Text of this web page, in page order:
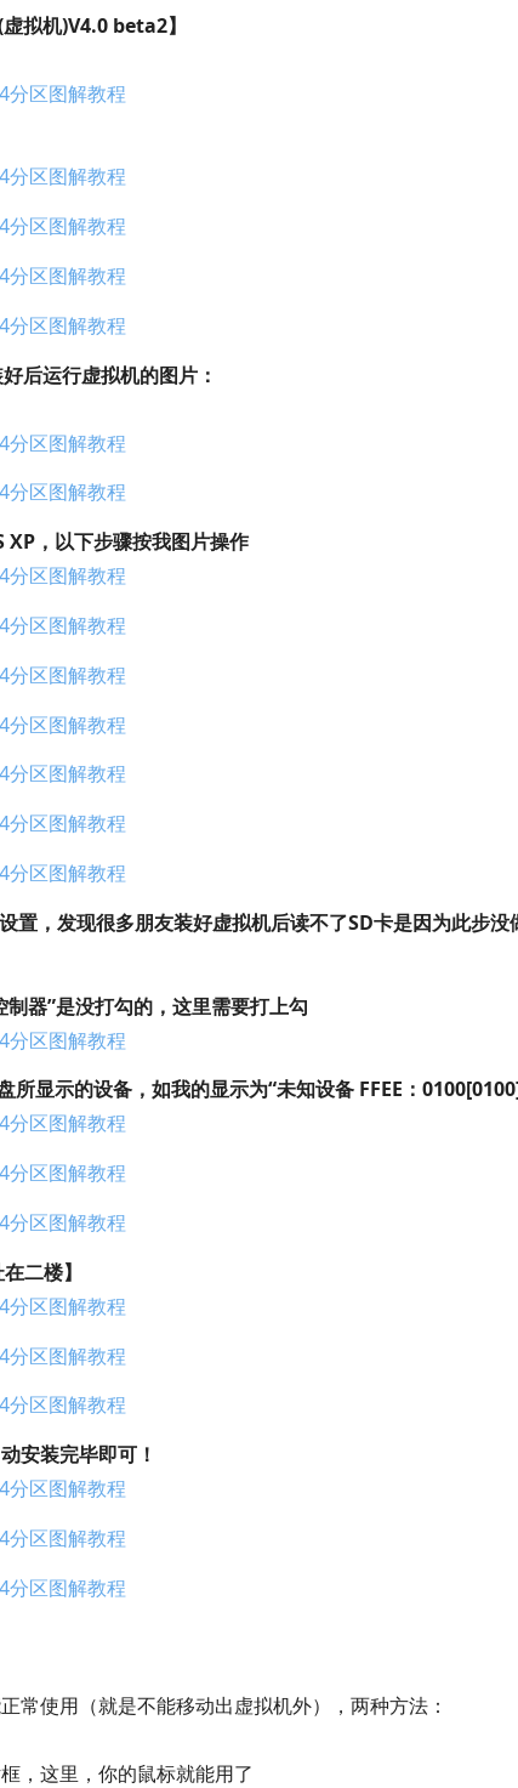
拟机)V4.0 beta2】
后运行虚拟机的图片：
，以下步骤按我图片操作
置，发现很多朋友装好虚拟机后读不了SD卡是因为此步没
器”是没打勾的，这里需要打上勾
显示的设备，如我的显示为“未知设备 FFEE：
二楼】
安装完毕即可！
常使用（就是不能移动出虚拟机外），两种方法：
，这里，你的鼠标就能用了